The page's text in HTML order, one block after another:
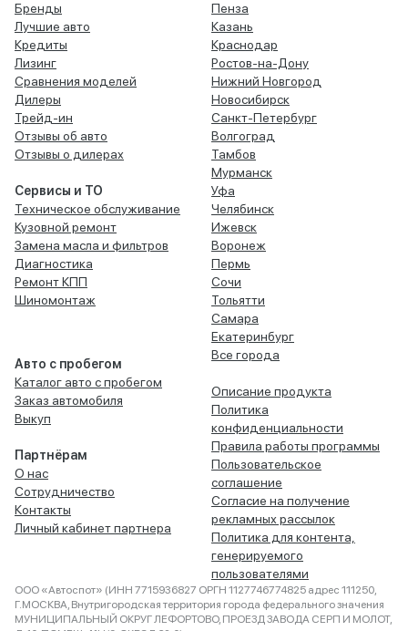
Бренды
Лучшие авто
Кредиты
Лизинг
Сравнения моделей
Дилеры
Трейд-ин
Отзывы об авто
Отзывы о дилерах
Сервисы и ТО
Техническое обслуживание
Кузовной ремонт
Замена масла и фильтров
Диагностика
Ремонт КПП
Шиномонтаж
Авто с пробегом
Каталог авто с пробегом
Заказ автомобиля
Выкуп
Партнёрам
О нас
Сотрудничество
Контакты
Личный кабинет партнера
Пенза
Казань
Краснодар
Ростов-на-Дону
Нижний Новгород
Новосибирск
Санкт-Петербург
Волгоград
Тамбов
Мурманск
Уфа
Челябинск
Ижевск
Воронеж
Пермь
Сочи
Тольятти
Самара
Екатеринбург
Все города
Описание продукта
Политика
конфиденциальности
Правила работы программы
Пользовательское
соглашение
Согласие на получение
рекламных рассылок
Политика для контента,
генерируемого
пользователями
ООО «Автоспот» (ИНН 7715936827 ОРГН 1127746774825 адрес 111250,
Г.МОСКВА, Внутригородская территория города федерального значения
МУНИЦИПАЛЬНЫЙ ОКРУГ ЛЕФОРТОВО, ПРОЕЗД ЗАВОДА СЕРП И МОЛОТ,